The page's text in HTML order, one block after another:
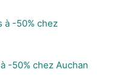
à -50% chez
-50% chez Auchan